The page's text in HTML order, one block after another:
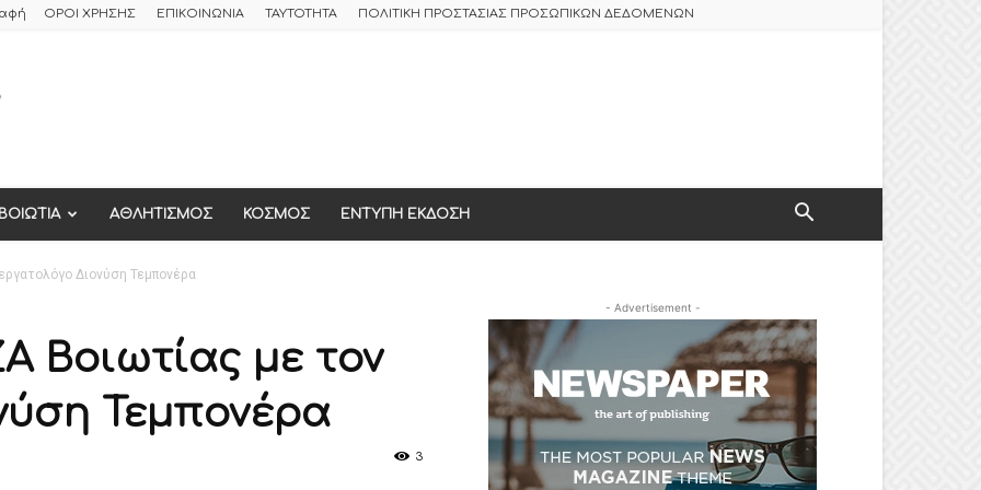
ΟΡΟΙ ΧΡΗΣΗΣ ΕΠΙΚΟΙΝΩΝΙΑ ΤΑΥΤΟΤΗΤΑ ΠΟΛΙΤΙΚΗ ΠΡΟΣΤΑΣΙΑΣ ΠΡΟΣΩΠΙΚΩΝ ΔΕΔΟΜΕΝΩΝ
ΒΟΙΩΤΙΑ ΑΘΛΗΤΙΣΜΟΣ ΚΟΣΜΟΣ ΕΝΤΥΠΗ ΕΚΔΟΣΗ
Διονύση Τεμπονέρα
Βοιωτίας με τον
Τεμπονέρα
3
- Advertisement -